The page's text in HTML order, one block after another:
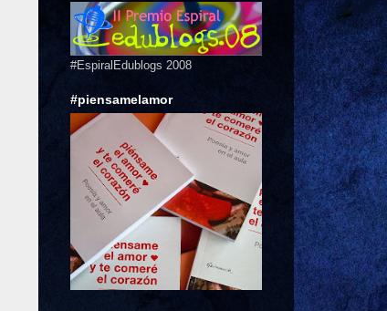
#EspiralEdublogs 2008
#piensamelamor